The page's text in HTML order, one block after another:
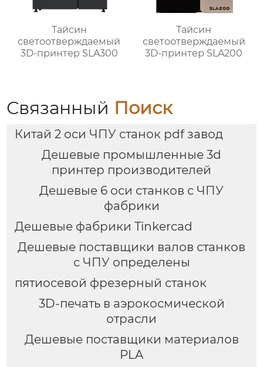
Тайсин
светоотверждаемый
3D-принтер SLA300
Тайсин
светоотверждаемый
3D-принтер SLA200
Связанный Поиск
Китай 2 оси ЧПУ станок pdf завод
Дешевые промышленные 3d
принтер производителей
Дешевые 6 оси станков с ЧПУ
фабрики
Дешевые фабрики Tinkercad
Дешевые поставщики валов станков
с ЧПУ определены
пятиосевой фрезерный станок
3D-печать в аэрокосмической
отрасли
Дешевые поставщики материалов
PLA